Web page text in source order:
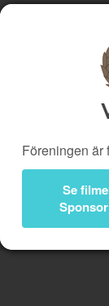
Köp
Bli
Föreningen är
Se